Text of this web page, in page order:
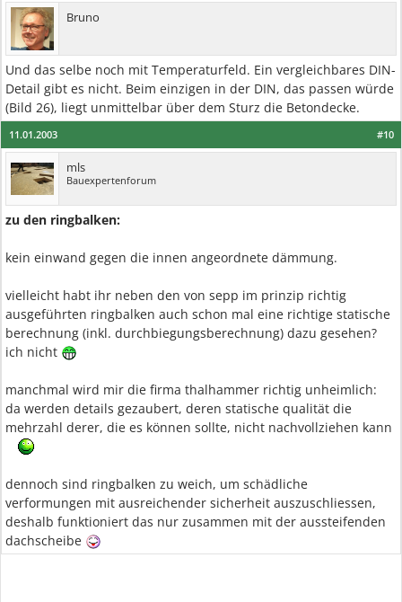
Bruno
Und das selbe noch mit Temperaturfeld. Ein vergleichbares DIN-
Detail gibt es nicht. Beim einzigen in der DIN, das passen würde
(Bild 26), liegt unmittelbar über dem Sturz die Betondecke.
#10
11.01.2003
mls
Bauexpertenforum
zu den ringbalken:
kein einwand gegen die innen angeordnete dämmung.
vielleicht habt ihr neben den von sepp im prinzip richtig
ausgeführten ringbalken auch schon mal eine richtige statische
berechnung (inkl. durchbiegungsberechnung) dazu gesehen?
ich nicht
manchmal wird mir die firma thalhammer richtig unheimlich:
da werden details gezaubert, deren statische qualität die
mehrzahl derer, die es können sollte, nicht nachvollziehen kann
dennoch sind ringbalken zu weich, um schädliche
verformungen mit ausreichender sicherheit auszuschliessen,
deshalb funktioniert das nur zusammen mit der aussteifenden
dachscheibe